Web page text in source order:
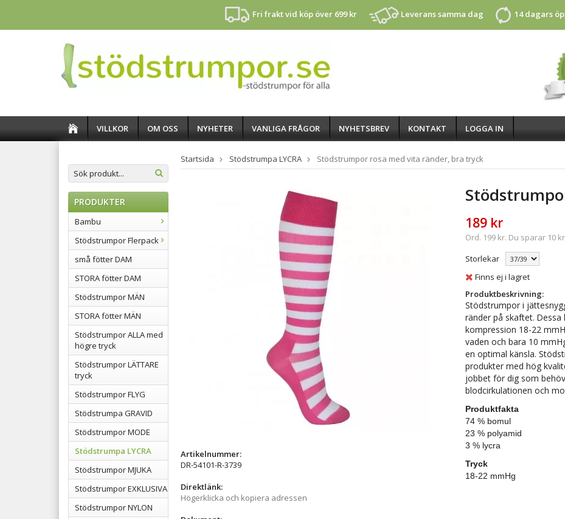
Fri frakt vid köp över 699 kr Leverans samma dag 14 dagars
VILLKOR OM OSS NYHETER VANLIGA FRÅGOR NYHETSBREV KONTAKT LOGGA IN
PRODUKTER
Bambu
Stödstrumpor Flerpack
små fötter DAM
STORA fötter DAM
Stödstrumpor MÄN
STORA fötter MÄN
Stödstrumpor ALLA med
högre tryck
Stödstrumpor LÄTTARE
tryck
Stödstrumpor FLYG
Stödstrumpa GRAVID
Stödstrumpor MODE
Stödstrumpa LYCRA
Stödstrumpor MJUKA
Stödstrumpor EXKLUSIVA
Stödstrumpor NYLON
Startsida Stödstrumpa LYCRA Stödstrumpor rosa med vita ränder, bra tryck
189 kr
Ord. 199 kr. Du sparar 10
Storlekar
Finns ej i lagret
Produktbeskrivning:
Stödstrumpor i
ränder på skaftet. Dessa
kompression 18-22
vaden och bara 10
en optimal känsla.
produkter med hög
jobbet för dig som
blodcirkulationen och
Produktfakta
74 % bomul
23 % polyamid
3 % lycra
Tryck
18-22 mmHg
Artikelnummer:
DR-54101-R-3739
Direktlänk:
Högerklicka och kopiera adressen